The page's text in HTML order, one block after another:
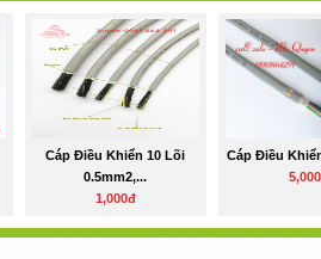
Cáp Điều Khiển 10 Lõi
0.5mm2,...
1,000đ
Cáp Điều